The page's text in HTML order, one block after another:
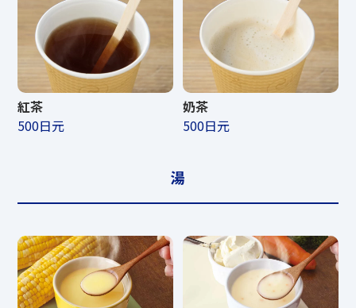
紅茶
500日元
奶茶
500日元
湯
請注意，某些特殊門票可能無法購買。